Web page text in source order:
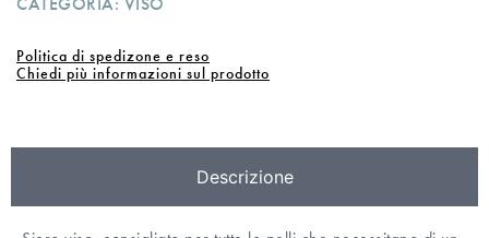
Politica di spedizone e reso
Chiedi più informazioni sul prodotto
Descrizione